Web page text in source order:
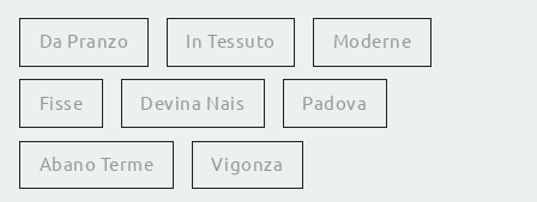
Da Pranzo In Tessuto Moderne
Fisse Devina Nais Padova
Abano Terme Vigonza